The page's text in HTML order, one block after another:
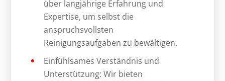
über langjährige Erfahrung und
Expertise, um selbst die
anspruchsvollsten
Reinigungsaufgaben zu bewältigen.
Einfühlsames Verständnis und
Unterstützung: Wir bieten